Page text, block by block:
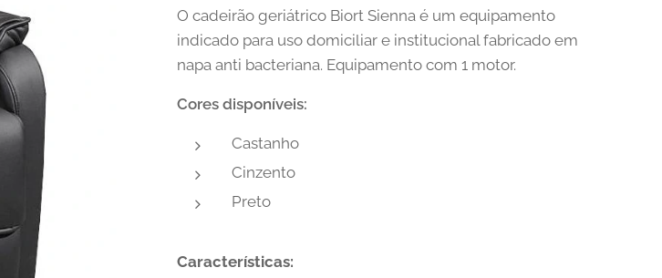
O cadeirão geriátrico Biort Sienna é um equipamento
indicado para uso domiciliar e institucional fabricado em
napa anti bacteriana. Equipamento com 1 motor.
Cores disponíveis:
Castanho
Cinzento
Preto
Características: